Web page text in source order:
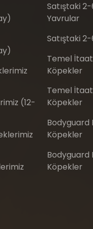
(12-
Satıştaki
Yavrular
Satıştaki
Temel
Köpekler
Temel
Köpekler
Bodyguard
Köpekler
Bodyguard
Köpekler